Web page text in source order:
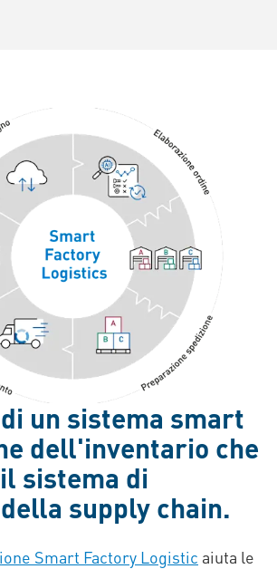
un sistema smart
dell'inventario che
sistema di
supply chain.
Smart Factory Logistic aiuta le